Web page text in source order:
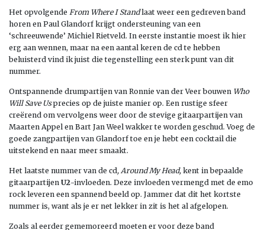
Het opvolgende From Where I Standlaat weer een gedreven band
horen en Paul Glandorf krijgt ondersteuning van een
‘schreeuwende’ Michiel Rietveld. In eerste instantie moest ik hier
erg aan wennen, maar na een aantal keren de cd te hebben
beluisterd vind ik juist die tegenstelling een sterk punt van dit
nummer.
Ontspannende drumpartijen van Ronnie van der Veer bouwen Who
Will Save Usprecies op de juiste manier op. Een rustige sfeer
creërend om vervolgens weer door de stevige gitaarpartijen van
Maarten Appel en Bart Jan Weel wakker te worden geschud. Voeg de
goede zangpartijen van Glandorf toe en je hebt een cocktail die
uitstekend en naar meer smaakt.
Het laatste nummer van de cd , Around My Head, kent in bepaalde
gitaarpartijen U2-invloeden. Deze invloeden vermengd met de emo
rock leveren een spannend beeld op. Jammer dat dit het kortste
nummer is, want als je er net lekker in zit is het al afgelopen.
Zoals al eerder gememoreerd moeten er voor deze band